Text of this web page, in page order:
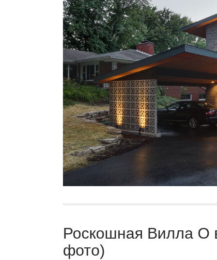
Роскошная Вилла
фото)